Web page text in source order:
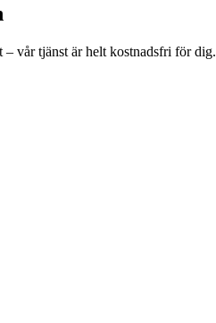
– vår tjänst är helt kostnadsfri för dig.